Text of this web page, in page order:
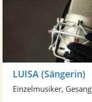
LUISA (Sängerin)
Einzelmusiker, Gesang